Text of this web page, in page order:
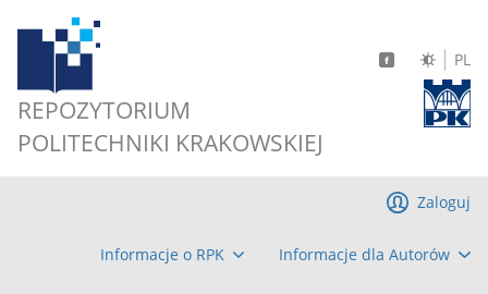
REPOZYTORIUM
POLITECHNIKI KRAKOWSKIEJ
PL
Informacje o RPK Informacje dla Autorów
Zaloguj